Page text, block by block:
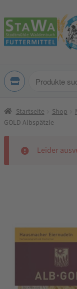
Zur
Navigation
springen
Zum
Inhalt
springen
Produkte
Startseite Shop
GOLD Albspätzle
Leider